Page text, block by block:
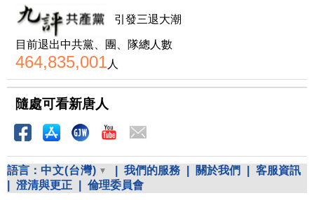
引發三退大潮
目前退出中共黨、團、隊總人數
464,835,001人
隨處可看新唐人
語言： 中文(台灣) 我們的服務 關於我們
客服資訊
澄清與更正 倫理委員會